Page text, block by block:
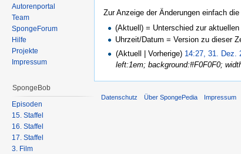
Zur Anzeige der Änderungen einfach
(Aktuell) = Unterschied zur
Uhrzeit/Datum = Version zu dieser
(Aktuell | Vorherige) 14:27, 31. Dez.
left:1em; background:#F0F0F0;
Autorenportal
Team
SpongeForum
Hilfe
Projekte
Impressum
SpongeBob
Episoden
15. Staffel
16. Staffel
17. Staffel
3. Film
Datenschutz Über SpongePedia Impressum